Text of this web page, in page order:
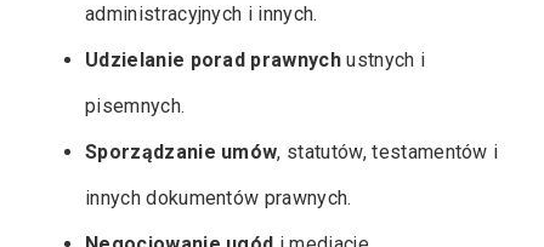
administracyjnych i innych.
Udzielanie porad prawnych ustnych i
pisemnych.
Sporządzanie umów, statutów, testamentów i
innych dokumentów prawnych.